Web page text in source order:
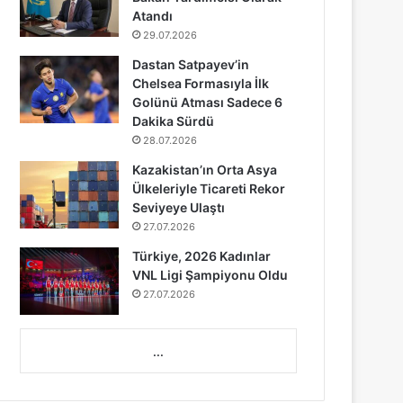
Atandı
29.07.2026
Dastan Satpayev’in
Chelsea Formasıyla İlk
Golünü Atması Sadece 6
Dakika Sürdü
28.07.2026
Kazakistan’ın Orta Asya
Ülkeleriyle Ticareti Rekor
Seviyeye Ulaştı
27.07.2026
Türkiye, 2026 Kadınlar
VNL Ligi Şampiyonu Oldu
27.07.2026
...